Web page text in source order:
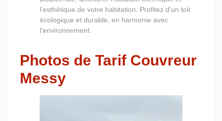
l'esthétique de votre habitation. Profitez d'un toit
écologique et durable, en harmonie avec
l'environnement.
Photos de Tarif Couvreur
Messy